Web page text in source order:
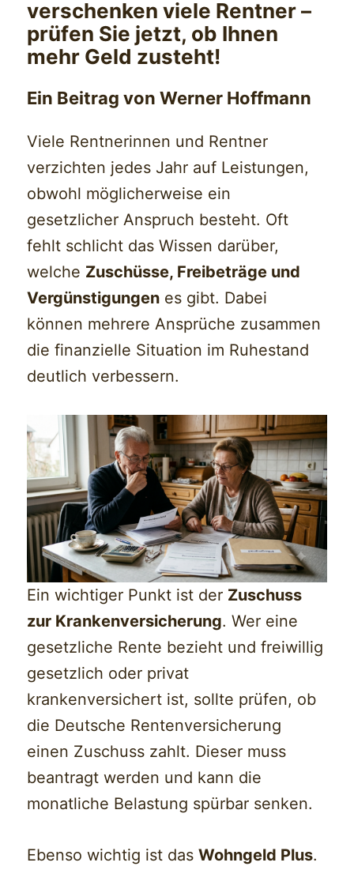
verschenken viele Rentner –
prüfen Sie jetzt, ob Ihnen
mehr Geld zusteht!
Ein Beitrag von Werner Hoffmann
Viele Rentnerinnen und Rentner
verzichten jedes Jahr auf Leistungen,
obwohl möglicherweise ein
gesetzlicher Anspruch besteht. Oft
fehlt schlicht das Wissen darüber,
welche Zuschüsse, Freibeträge und
Vergünstigungen es gibt. Dabei
können mehrere Ansprüche zusammen
die finanzielle Situation im Ruhestand
deutlich verbessern.
Ein wichtiger Punkt ist der Zuschuss
zur Krankenversicherung. Wer eine
gesetzliche Rente bezieht und freiwillig
gesetzlich oder privat
krankenversichert ist, sollte prüfen, ob
die Deutsche Rentenversicherung
einen Zuschuss zahlt. Dieser muss
beantragt werden und kann die
monatliche Belastung spürbar senken.
Ebenso wichtig ist dasWohngeld Plus.